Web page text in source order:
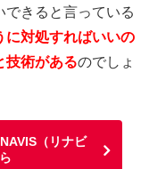
できると言っている
に対処すればいいの
技術があるのでしょ
（リナビ